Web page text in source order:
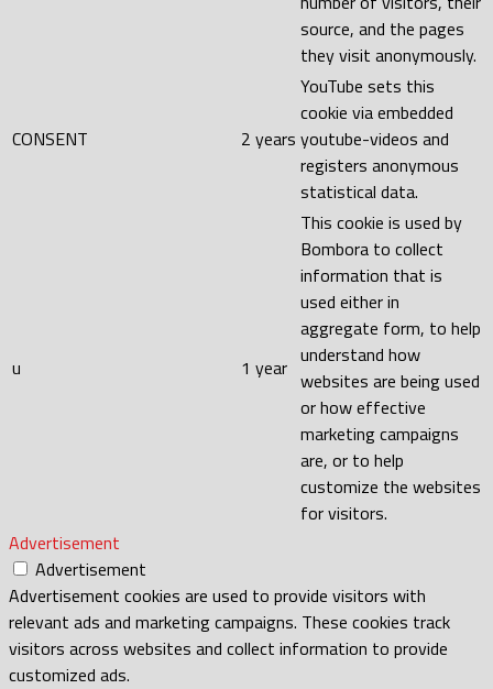
source, and the pages
they visit anonymously.
CONSENT 2 years
YouTube sets this
cookie via embedded
youtube-videos and
registers anonymous
statistical data.
u 1 year
This cookie is used by
Bombora to collect
information that is
used either in
aggregate form, to help
understand how
websites are being used
or how effective
marketing campaigns
are, or to help
customize the websites
for visitors.
Advertisement
Advertisement
Advertisement cookies are used to provide visitors with
relevant ads and marketing campaigns. These cookies track
visitors across websites and collect information to provide
customized ads.